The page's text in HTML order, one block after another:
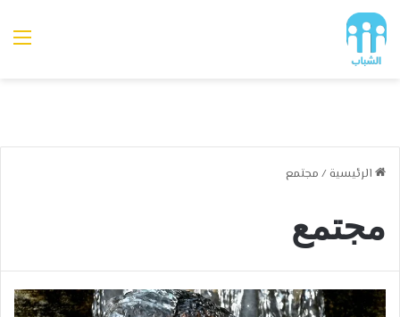
الرئيسية / مجتمع
مجتمع